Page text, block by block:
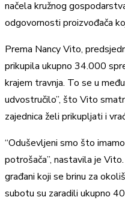
načela kružnog
odgovornosti proizvođača
Prema Nancy Vito,
prikupila ukupno 34.000
krajem travnja. To se u
udvostručilo”, što Vito
zajednica želi prikupljati i
“Oduševljeni smo što
potrošača”, nastavila je
građani koji se brinu za
subotu su zaradili ukupno